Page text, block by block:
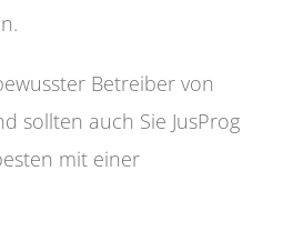
Betreiber von
sollten auch Sie JusProg
mit einer